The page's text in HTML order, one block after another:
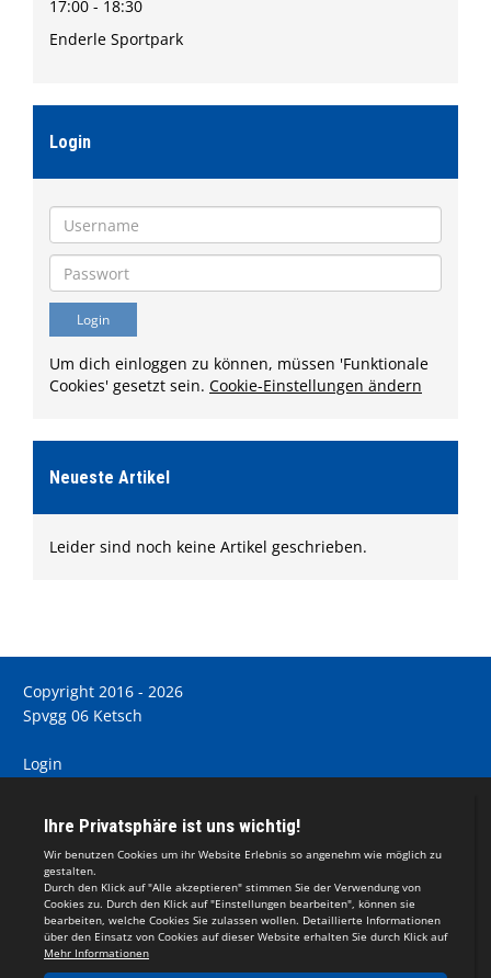
17:00 - 18:30
Enderle Sportpark
Login
Um dich einloggen zu können, müssen 'Funktionale
Cookies' gesetzt sein. Cookie-Einstellungen ändern
Neueste Artikel
Leider sind noch keine Artikel geschrieben.
Copyright 2016 - 2026
Spvgg 06 Ketsch
Login
Impressum
Teamsports 2
Dein Sportverein online